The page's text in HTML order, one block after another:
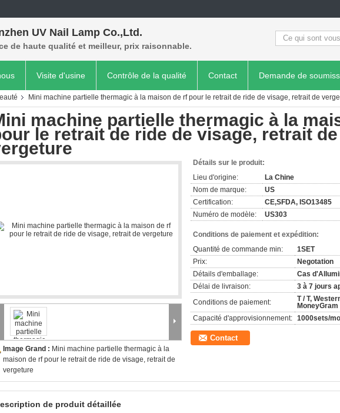
UV Nail Lamp Co.,Ltd.
de haute qualité et meilleur, prix raisonnable.
Visite d'usine Contrôle de la qualité Contact Demande de
Mini machine partielle thermagic à la maison de rf pour le retrait de ride de visage, retrait de
machine partielle thermagic à la
le retrait de ride de visage, retrait de
Image Grand : Mini machine partielle thermagic à la
maison de rf pour le retrait de ride de visage, retrait de
vergeture
Détails sur le produit:
Lieu d'origine:
La Chine
Nom de marque:
US
Certification:
CE,SFDA, ISO13485
Numéro de modèle:
US303
Conditions de paiement et expédition:
Quantité de commande min:
1SET
Prix:
Negotation
Détails d'emballage:
Cas
Délai de livraison:
3 à 7 jours
Conditions de paiement:
T / T,
MoneyGram
Capacité d'approvisionnement: 1000sets/
Contact
de produit détaillée